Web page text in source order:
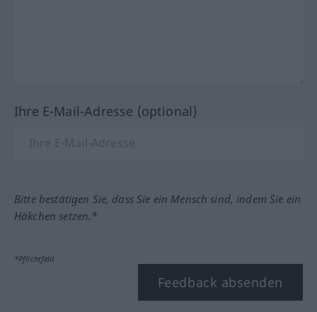
Ihre E-Mail-Adresse (optional)
Bitte bestätigen Sie, dass Sie ein Mensch sind, indem Sie ein
Häkchen setzen.*
*Pflichtfeld
Feedback absenden